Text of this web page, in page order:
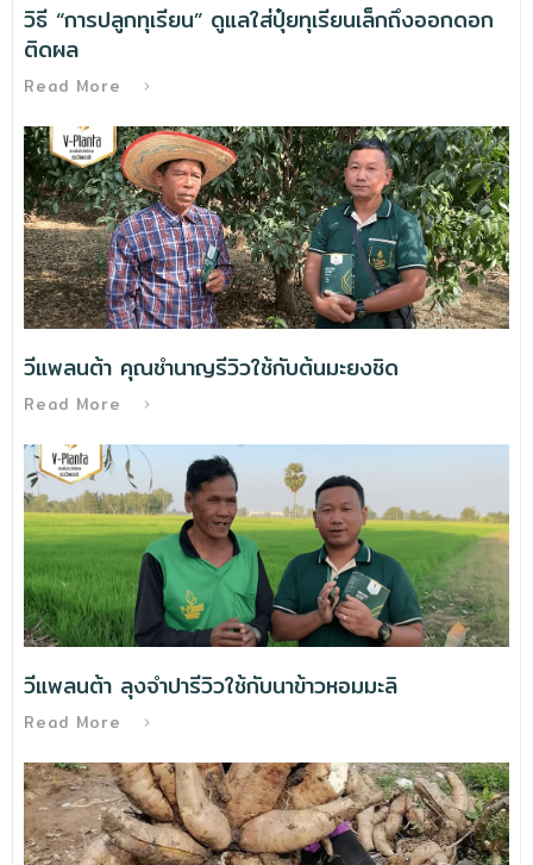
วิธี “การปลูกทุเรียน” ดูแลใส่ปุ๋ยทุเรียนเล็กถึงออกดอก
ติดผล
Read More
วีแพลนต้า คุณชำนาญรีวิวใช้กับต้นมะยงชิด
Read More
วีแพลนต้า ลุงจำปารีวิวใช้กับนาข้าวหอมมะลิ
Read More